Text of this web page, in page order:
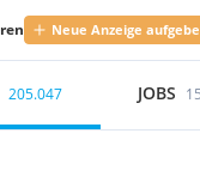
Neue Anzeige
205.047 JOBS